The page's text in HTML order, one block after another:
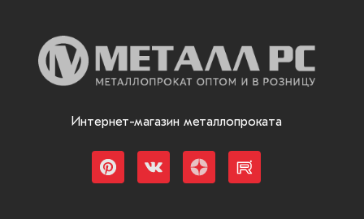
Интернет-магазин металлопроката